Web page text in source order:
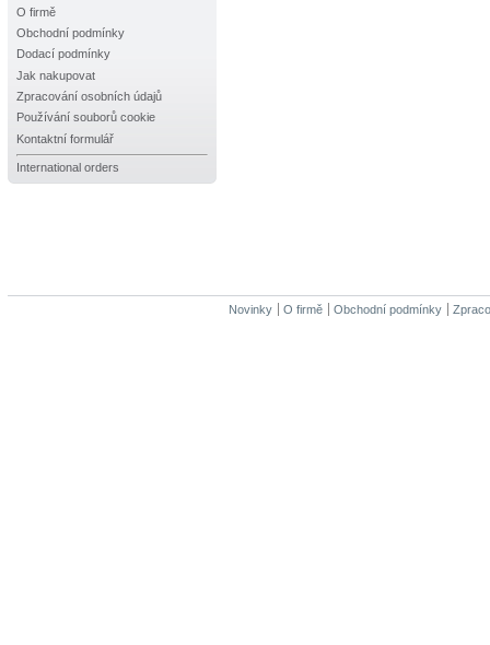
O firmě
Obchodní podmínky
Dodací podmínky
Jak nakupovat
Zpracování osobních údajů
Používání souborů cookie
Kontaktní formulář
International orders
Novinky O firmě Obchodní podmínky